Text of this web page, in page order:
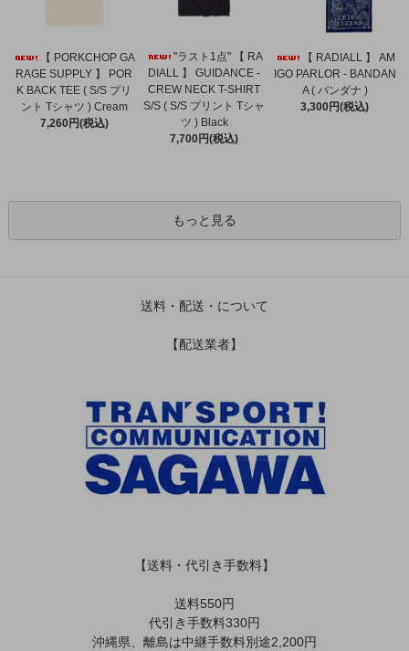
【 PORKCHOP GA
RAGE SUPPLY 】 POR
K BACK TEE ( S/S プリ
ント Tシャツ ) Cream
7,260円(税込)
"ラスト1点" 【 RA
DIALL 】 GUIDANCE -
CREW NECK T-SHIRT
S/S ( S/S プリント Tシャ
ツ ) Black
7,700円(税込)
【 RADIALL 】 AM
IGO PARLOR - BANDAN
A ( バンダナ )
3,300円(税込)
もっと見る
送料・配送・について
【配送業者】
【送料・代引き手数料】
送料550円
代引き手数料330円
沖縄県、離島は中継手数料別途2,200円